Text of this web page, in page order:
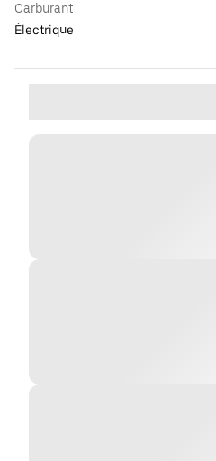
Carburant
Électrique